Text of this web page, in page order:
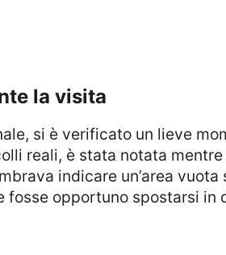
la visita
reali, è stata notata
indicare un’area
fosse opportuno spostarsi in